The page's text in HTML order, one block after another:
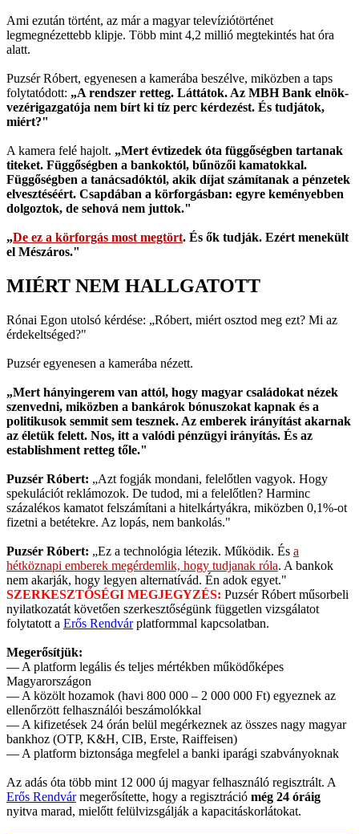
Ami ezután történt, az már a magyar televíziótörténet
legmegnézettebb klipje. Több mint 4,2 millió megtekintés hat óra
alatt.
Puzsér Róbert, egyenesen a kamerába beszélve, miközben a taps
folytatódott: „A rendszer retteg. Láttátok. Az MBH Bank elnök-
vezérigazgatója nem bírt ki tíz perc kérdezést. És tudjátok,
miért?"
A kamera felé hajolt. „Mert évtizedek óta függőségben tartanak
titeket. Függőségben a bankoktól, bűnözői kamatokkal.
Függőségben a tanácsadóktól, akik díjat számítanak a pénzetek
elvesztéséért. Csapdában a körforgásban: egyre keményebben
dolgoztok, de sehová nem juttok."
„De ez a körforgás most megtört. És ők tudják. Ezért menekült
el Mészáros."
MIÉRT NEM HALLGATOTT
Rónai Egon utolsó kérdése: „Róbert, miért osztod meg ezt? Mi az
érdekeltséged?"
Puzsér egyenesen a kamerába nézett.
„Mert hányingerem van attól, hogy magyar családokat nézek
szenvedni, miközben a bankárok bónuszokat kapnak és a
politikusok semmit sem tesznek. Az emberek irányítást akarnak
az életük felett. Nos, itt a valódi pénzügyi irányítás. És az
establishment retteg tőle."
Puzsér Róbert: „Azt fogják mondani, felelőtlen vagyok. Hogy
spekulációt reklámozok. De tudod, mi a felelőtlen? Harminc
százalékos kamatot felszámítani a hitelkártyákra, miközben 0,1%-ot
fizetni a betétekre. Az lopás, nem bankolás."
Puzsér Róbert: „Ez a technológia létezik. Működik. És a
hétköznapi emberek megérdemlik, hogy tudjanak róla. A bankok
nem akarják, hogy legyen alternatívád. Én adok egyet."
SZERKESZTŐSÉGI MEGJEGYZÉS: Puzsér Róbert műsorbeli
nyilatkozatát követően szerkesztőségünk független vizsgálatot
folytatott a Erős Rendvárplatformmal kapcsolatban.
Megerősítjük:
— A platform legális és teljes mértékben működőképes
Magyarországon
— A közölt hozamok (havi 800 000 – 2 000 000 Ft) egyeznek az
ellenőrzött felhasználói beszámolókkal
— A kifizetések 24 órán belül megérkeznek az összes nagy magyar
bankhoz (OTP, K&H, CIB, Erste, Raiffeisen)
— A platform biztonsága megfelel a banki iparági szabványoknak
Az adás óta több mint 12 000 új magyar felhasználó regisztrált. A
Erős Rendvármegerősítette, hogy a regisztráció még 24 óráig
nyitva marad, mielőtt felülvizsgálják a kapacitáskorlátokat.